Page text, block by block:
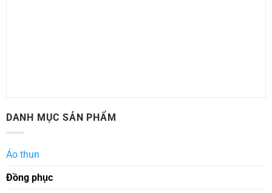
DANH MỤC SẢN PHẨM
Áo thun
Đồng phục